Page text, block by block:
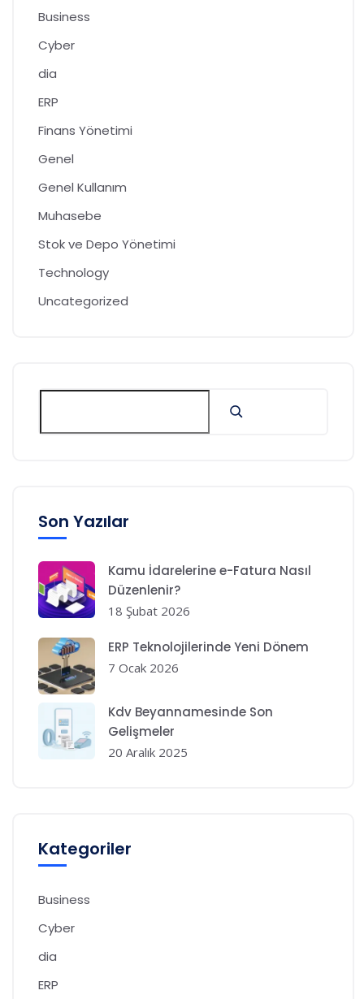
Business
Cyber
dia
ERP
Finans Yönetimi
Genel
Genel Kullanım
Muhasebe
Stok ve Depo Yönetimi
Technology
Uncategorized
Son Yazılar
Kamu İdarelerine e-Fatura Nasıl
Düzenlenir?
18 Şubat 2026
ERP Teknolojilerinde Yeni Dönem
7 Ocak 2026
Kdv Beyannamesinde Son
Gelişmeler
20 Aralık 2025
Kategoriler
Business
Cyber
dia
ERP